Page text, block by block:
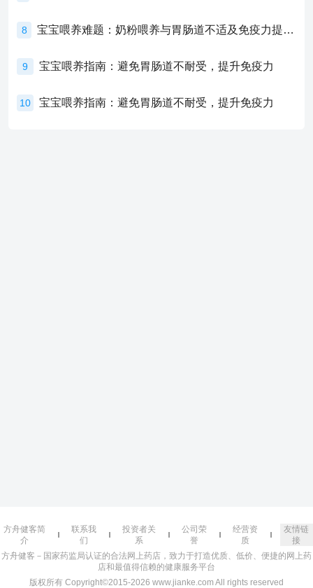
8 宝宝喂养难题：奶粉喂养与胃肠道不适及免疫力提升的奥秘
9 宝宝喂养指南：避免胃肠道不耐受，提升免疫力
10 宝宝喂养指南：避免胃肠道不耐受，提升免疫力
方舟健客简
介
联系我
们
投资者关
系
公司荣
誉
经营资
质
友情链
接
方舟健客－国家药监局认证的合法网上药店，致力于打造优质、低价、便捷的网上药
店和最值得信赖的健康服务平台
版权所有 Copyright©2015-2026 www.jianke.com All rights reserved